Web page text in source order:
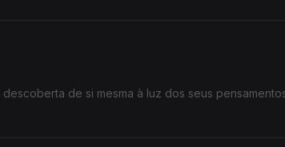
de si mesma à luz dos seus